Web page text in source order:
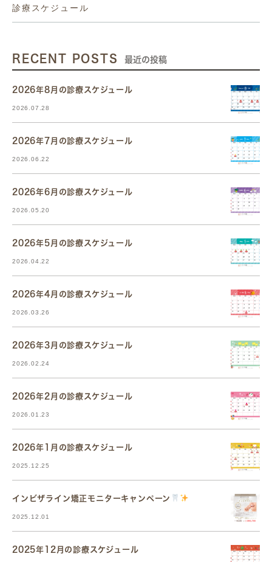
診療スケジュール
RECENT POSTS 最近の投稿
2026年8月の診療スケジュール
2026.07.28
2026年7月の診療スケジュール
2026.06.22
2026年6月の診療スケジュール
2026.05.20
2026年5月の診療スケジュール
2026.04.22
2026年4月の診療スケジュール
2026.03.26
2026年3月の診療スケジュール
2026.02.24
2026年2月の診療スケジュール
2026.01.23
2026年1月の診療スケジュール
2025.12.25
インビザライン矯正モニターキャンペーン
2025.12.01
2025年12月の診療スケジュール